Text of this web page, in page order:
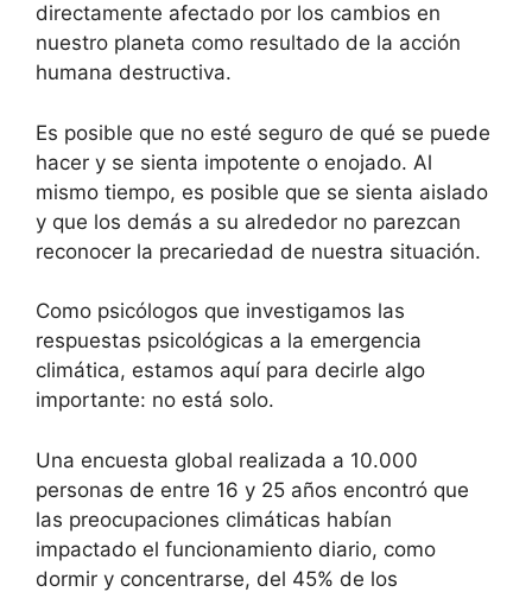
directamente afectado por los cambios en
nuestro planeta como resultado de la acción
humana destructiva.
Es posible que no esté seguro de qué se puede
hacer y se sienta impotente o enojado. Al
mismo tiempo, es posible que se sienta aislado
y que los demás a su alrededor no parezcan
reconocer la precariedad de nuestra situación.
Como psicólogos que investigamos las
respuestas psicológicas a la emergencia
climática, estamos aquí para decirle algo
importante: no está solo.
Una encuesta global realizada a 10.000
personas de entre 16 y 25 años encontró que
las preocupaciones climáticas habían
impactado el funcionamiento diario, como
dormir y concentrarse, del 45% de los